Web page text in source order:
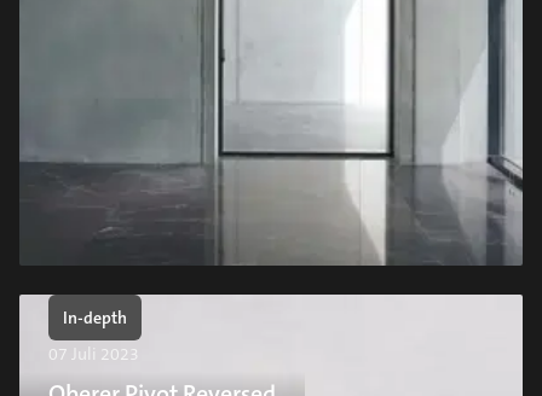
In-depth
07 Juli 2023